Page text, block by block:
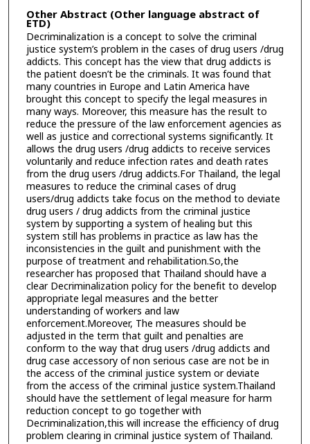
Other Abstract (Other language abstract of
ETD)
Decriminalization is a concept to solve the criminal
justice system’s problem in the cases of drug users /drug
addicts. This concept has the view that drug addicts is
the patient doesn’t be the criminals. It was found that
many countries in Europe and Latin America have
brought this concept to specify the legal measures in
many ways. Moreover, this measure has the result to
reduce the pressure of the law enforcement agencies as
well as justice and correctional systems significantly. It
allows the drug users /drug addicts to receive services
voluntarily and reduce infection rates and death rates
from the drug users /drug addicts.For Thailand, the legal
measures to reduce the criminal cases of drug
users/drug addicts take focus on the method to deviate
drug users / drug addicts from the criminal justice
system by supporting a system of healing but this
system still has problems in practice as law has the
inconsistencies in the guilt and punishment with the
purpose of treatment and rehabilitation.So,the
researcher has proposed that Thailand should have a
clear Decriminalization policy for the benefit to develop
appropriate legal measures and the better
understanding of workers and law
enforcement.Moreover, The measures should be
adjusted in the term that guilt and penalties are
conform to the way that drug users /drug addicts and
drug case accessory of non serious case are not be in
the access of the criminal justice system or deviate
from the access of the criminal justice system.Thailand
should have the settlement of legal measure for harm
reduction concept to go together with
Decriminalization,this will increase the efficiency of drug
problem clearing in criminal justice system of Thailand.